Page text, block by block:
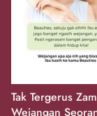
Tak Tergerus
Wejangan